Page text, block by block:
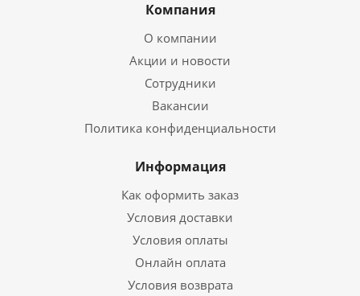
Компания
О компании
Акции и новости
Сотрудники
Вакансии
Политика конфиденциальности
Информация
Как оформить заказ
Условия доставки
Условия оплаты
Онлайн оплата
Условия возврата